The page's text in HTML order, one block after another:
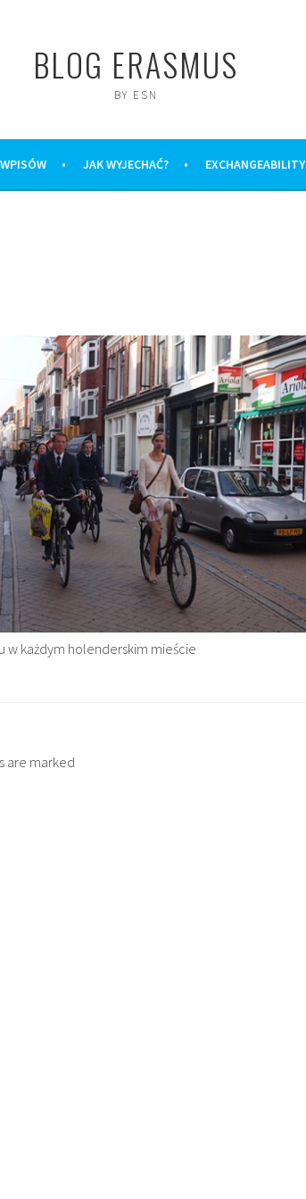
BLOG ERASMUS
BY ESN
JAK WYJECHAĆ? EXCHANGEABILITY
w każdym holenderskim mieście
are marked